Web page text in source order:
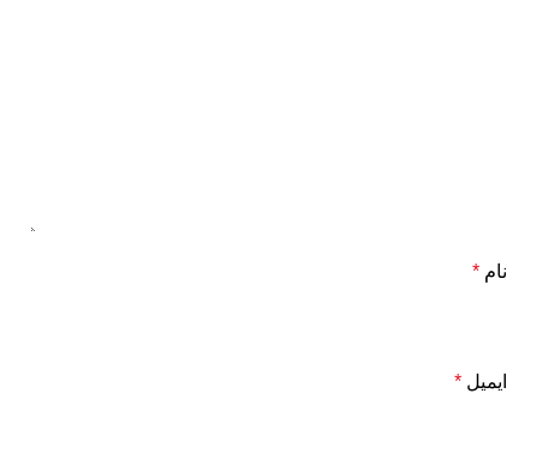
نام *
ایمیل *